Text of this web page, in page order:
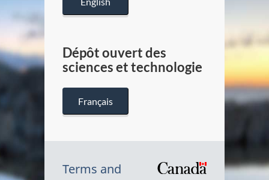
Dépôt ouvert des
sciences et technologie
Français
Terms and